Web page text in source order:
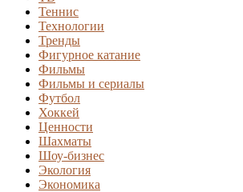
Теннис
Технологии
Тренды
Фигурное катание
Фильмы
Фильмы и сериалы
Футбол
Хоккей
Ценности
Шахматы
Шоу-бизнес
Экология
Экономика